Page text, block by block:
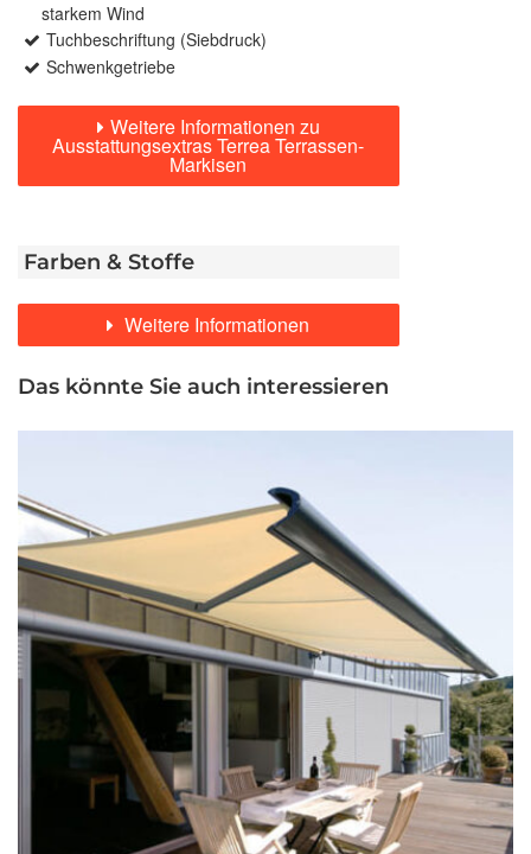
starkem Wind
Tuchbeschriftung (Siebdruck)
Schwenkgetriebe
Weitere Informationen zu
Ausstattungsextras Terrea Terrassen-
Markisen
Farben & Stoffe
Weitere Informationen
Das könnte Sie auch interessieren